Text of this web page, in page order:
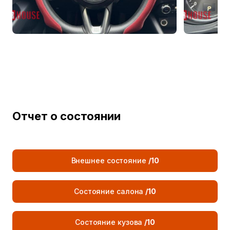
Передача
6-ступенчатая
механическая
Колесная база (мм) 2700
Передняя колесная база (мм) 1596
Объем топливного бака (л)
Ширина (мм) 1842
Отчет о состоянии
Внешнее состояние /10
Состояние салона /10
Состояние кузова /10